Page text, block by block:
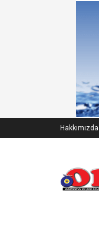
Hakkımızda